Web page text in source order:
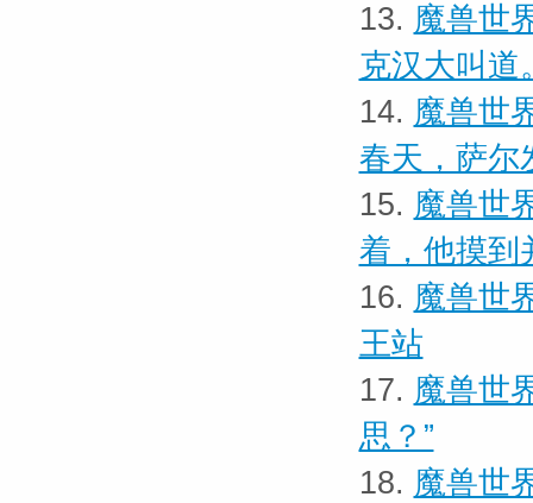
13. 魔兽世
克汉大叫道
14. 魔兽世
春天，萨尔
15. 魔兽世
着，他摸到
16. 魔兽世
王站
17. 魔兽世
思？”
18. 魔兽世